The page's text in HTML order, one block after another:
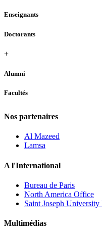
Enseignants
Doctorants
+
Alumni
Facultés
Nos partenaires
Al Mazeed
Lamsa
A l'International
Bureau de Paris
North America Office
Saint Joseph
Multimédias